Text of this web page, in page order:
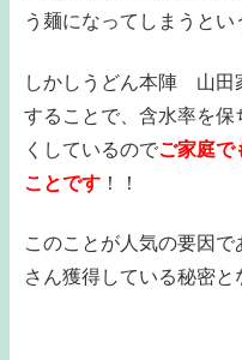
う麺になってしまうとい
しかしうどん本陣 山田
することで、含水率を
くしているのでご家庭で
ことです ！！
このことが人気の要因で
さん獲得している秘密と